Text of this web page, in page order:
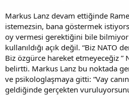
Markus Lanz devam ettiğinde
istemezsin, bana göstermek
oy vermesi gerektiğini bile
kullanıldığı açık değil. “Biz NATO
Biz özgürce hareket etmeyeceğiz
belirtti. Markus Lanz bu noktada
ve psikologlaşmaya gitti: “Vay
geldiğinde gerçekten